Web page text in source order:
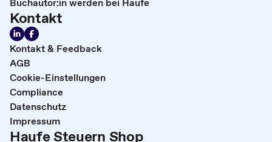
Kontakt
Kontakt & Feedback
AGB
Cookie-Einstellungen
Compliance
Datenschutz
Impressum
Haufe Steuern Shop